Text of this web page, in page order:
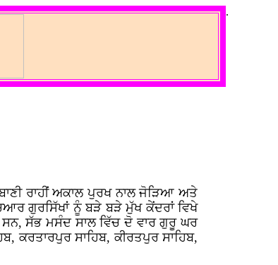
ਰਾਹੀਂ ਅਕਾਲ ਪੁਰਖ ਨਾਲ ਜੋੜਿਆ ਅਤੇ
ਗੁਰਸਿੱਖਾਂ ਨੂੰ ਬੜੇ ਬੜੇ ਮੁੱਖ ਕੇਂਦਰਾਂ ਵਿਖੇ
ਸੱਭ ਮਸੰਦ ਸਾਲ ਵਿੱਚ ਦੋ ਵਾਰ ਗੁਰੂ ਘਰ
ਕਰਤਾਰਪੁਰ ਸਾਹਿਬ, ਕੀਰਤਪੁਰ ਸਾਹਿਬ,
.